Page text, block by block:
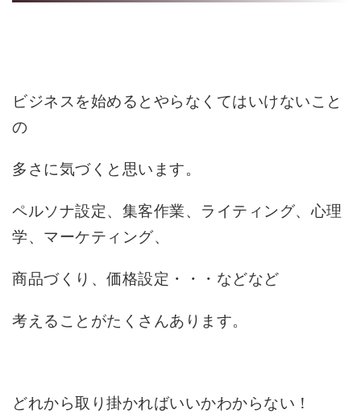
ビジネスを始めるとやらなくてはいけないこと
の
多さに気づくと思います。
ペルソナ設定、集客作業、ライティング、心理
学、マーケティング、
商品づくり、価格設定・・・などなど
考えることがたくさんあります。
どれから取り掛かればいいかわからない！